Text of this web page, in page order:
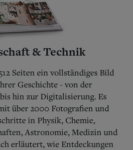
& Technik
Seiten ein vollständiges Bild
Geschichte - von der
hin zur Digitalisierung. Es
über 2000 Fotografien und
in Physik, Chemie,
Astronomie, Medizin und
erläutert, wie Entdeckungen